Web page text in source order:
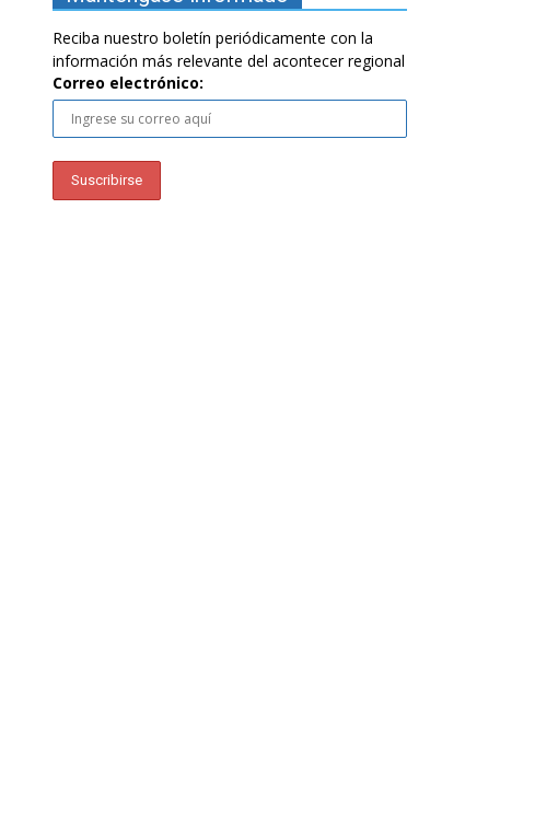
Reciba nuestro boletín periódicamente con la
información más relevante del acontecer regional
Correo electrónico: